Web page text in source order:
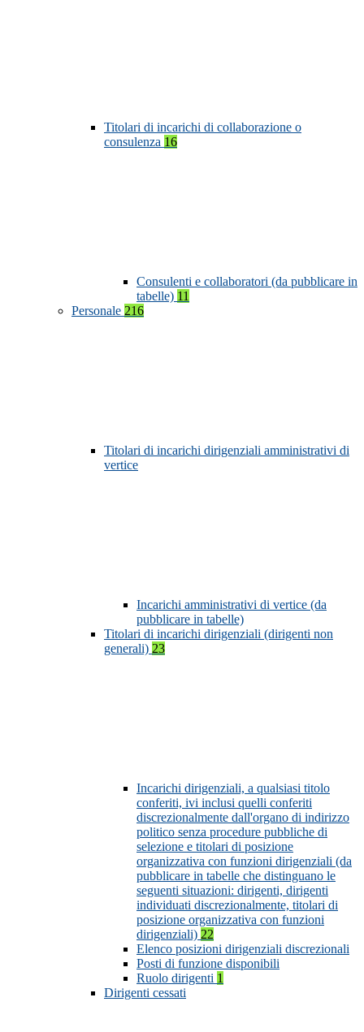
Titolari di incarichi di collaborazione o
consulenza 16
Consulenti e collaboratori (da pubblicare in
tabelle) 11
Personale 216
Titolari di incarichi dirigenziali amministrativi di
vertice
Incarichi amministrativi di vertice (da
pubblicare in tabelle)
Titolari di incarichi dirigenziali (dirigenti non
generali) 23
Incarichi dirigenziali, a qualsiasi titolo
conferiti, ivi inclusi quelli conferiti
discrezionalmente dall'organo di indirizzo
politico senza procedure pubbliche di
selezione e titolari di posizione
organizzativa con funzioni dirigenziali (da
pubblicare in tabelle che distinguano le
seguenti situazioni: dirigenti, dirigenti
individuati discrezionalmente, titolari di
posizione organizzativa con funzioni
dirigenziali) 22
Elenco posizioni dirigenziali discrezionali
Posti di funzione disponibili
Ruolo dirigenti 1
Dirigenti cessati